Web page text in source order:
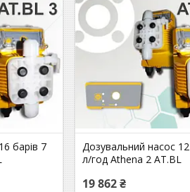
барів 7
Дозувальний насос 12
л/год Athena 2 AT.BL
19 862 ₴